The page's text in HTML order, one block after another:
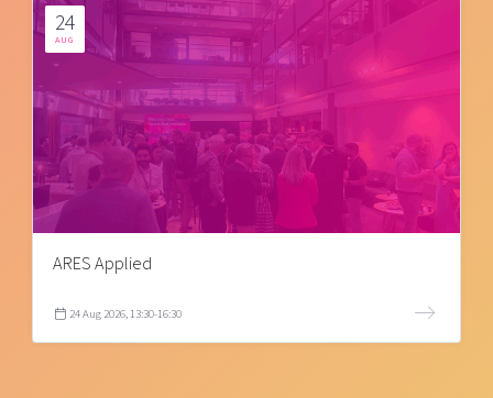
24
AUG
ARES Applied
24 Aug 2026, 13:30-16:30